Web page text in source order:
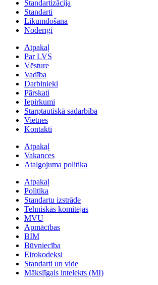
Standartizācija
Standarti
Likumdošana
Noderīgi
Atpakaļ
Par LVS
Vēsture
Vadība
Darbinieki
Pārskati
Iepirkumi
Starptautiskā sadarbība
Vietnes
Kontakti
Atpakaļ
Vakances
Atalgojuma politika
Atpakaļ
Politika
Standartu izstrāde
Tehniskās komitejas
MVU
Apmācības
BIM
Būvniecība
Eirokodeksi
Standarti un vide
Mākslīgais intelekts (MI)